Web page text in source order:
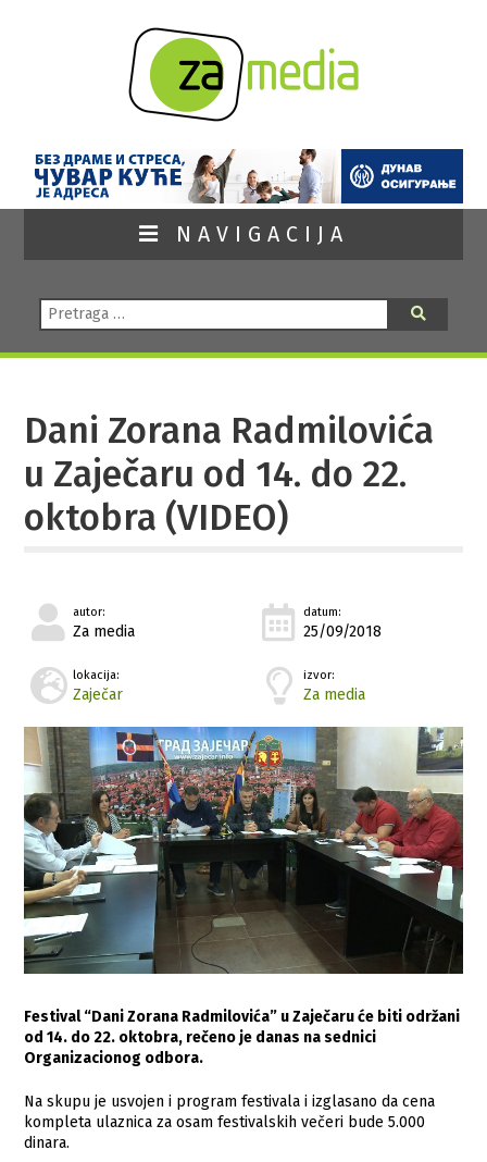
NAVIGACIJA
Pretraga:
Dani Zorana Radmilovića
u Zaječaru od 14. do 22.
oktobra (VIDEO)
autor:
Za media
datum:
25/09/2018
lokacija:
Zaječar
izvor:
Za media
Festival “Dani Zorana Radmilovića” u Zaječaru će biti održani
od 14. do 22. oktobra, rečeno je danas na sednici
Organizacionog odbora.
Na skupu je usvojen i program festivala i izglasano da cena
kompleta ulaznica za osam festivalskih večeri bude 5.000
dinara.